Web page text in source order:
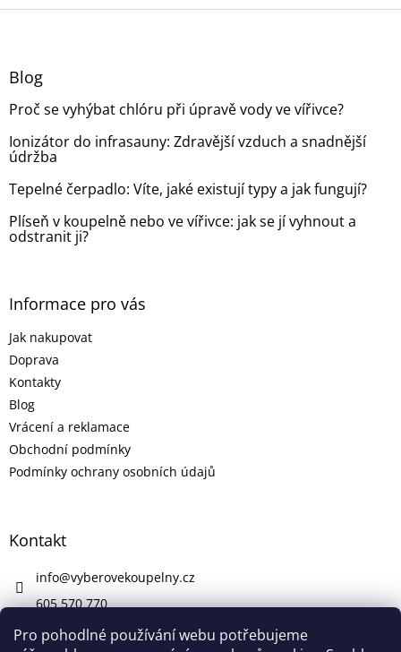
Pro pohodlné používání webu potřebujeme
Z
Blog
Proč se vyhýbat chlóru při úpravě vody ve vířivce?
Ionizátor do infrasauny: Zdravější vzduch a snadnější
údržba
Tepelné čerpadlo: Víte, jaké existují typy a jak fungují?
Plíseň v koupelně nebo ve vířivce: jak se jí vyhnout a
odstranit ji?
Informace pro vás
Jak nakupovat
Doprava
Kontakty
Blog
Vrácení a reklamace
Obchodní podmínky
Podmínky ochrany osobních údajů
Kontakt
info@vyberovekoupelny.cz
605 570 770
https://www.facebook.com/vyberovekoupelny/